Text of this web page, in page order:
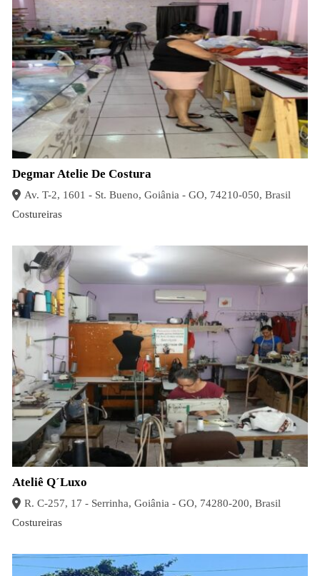
Degmar Atelie De Costura
Av. T-2, 1601 - St. Bueno, Goiânia - GO, 74210-050, Brasil
Costureiras
Ateliê Q´Luxo
R. C-257, 17 - Serrinha, Goiânia - GO, 74280-200, Brasil
Costureiras